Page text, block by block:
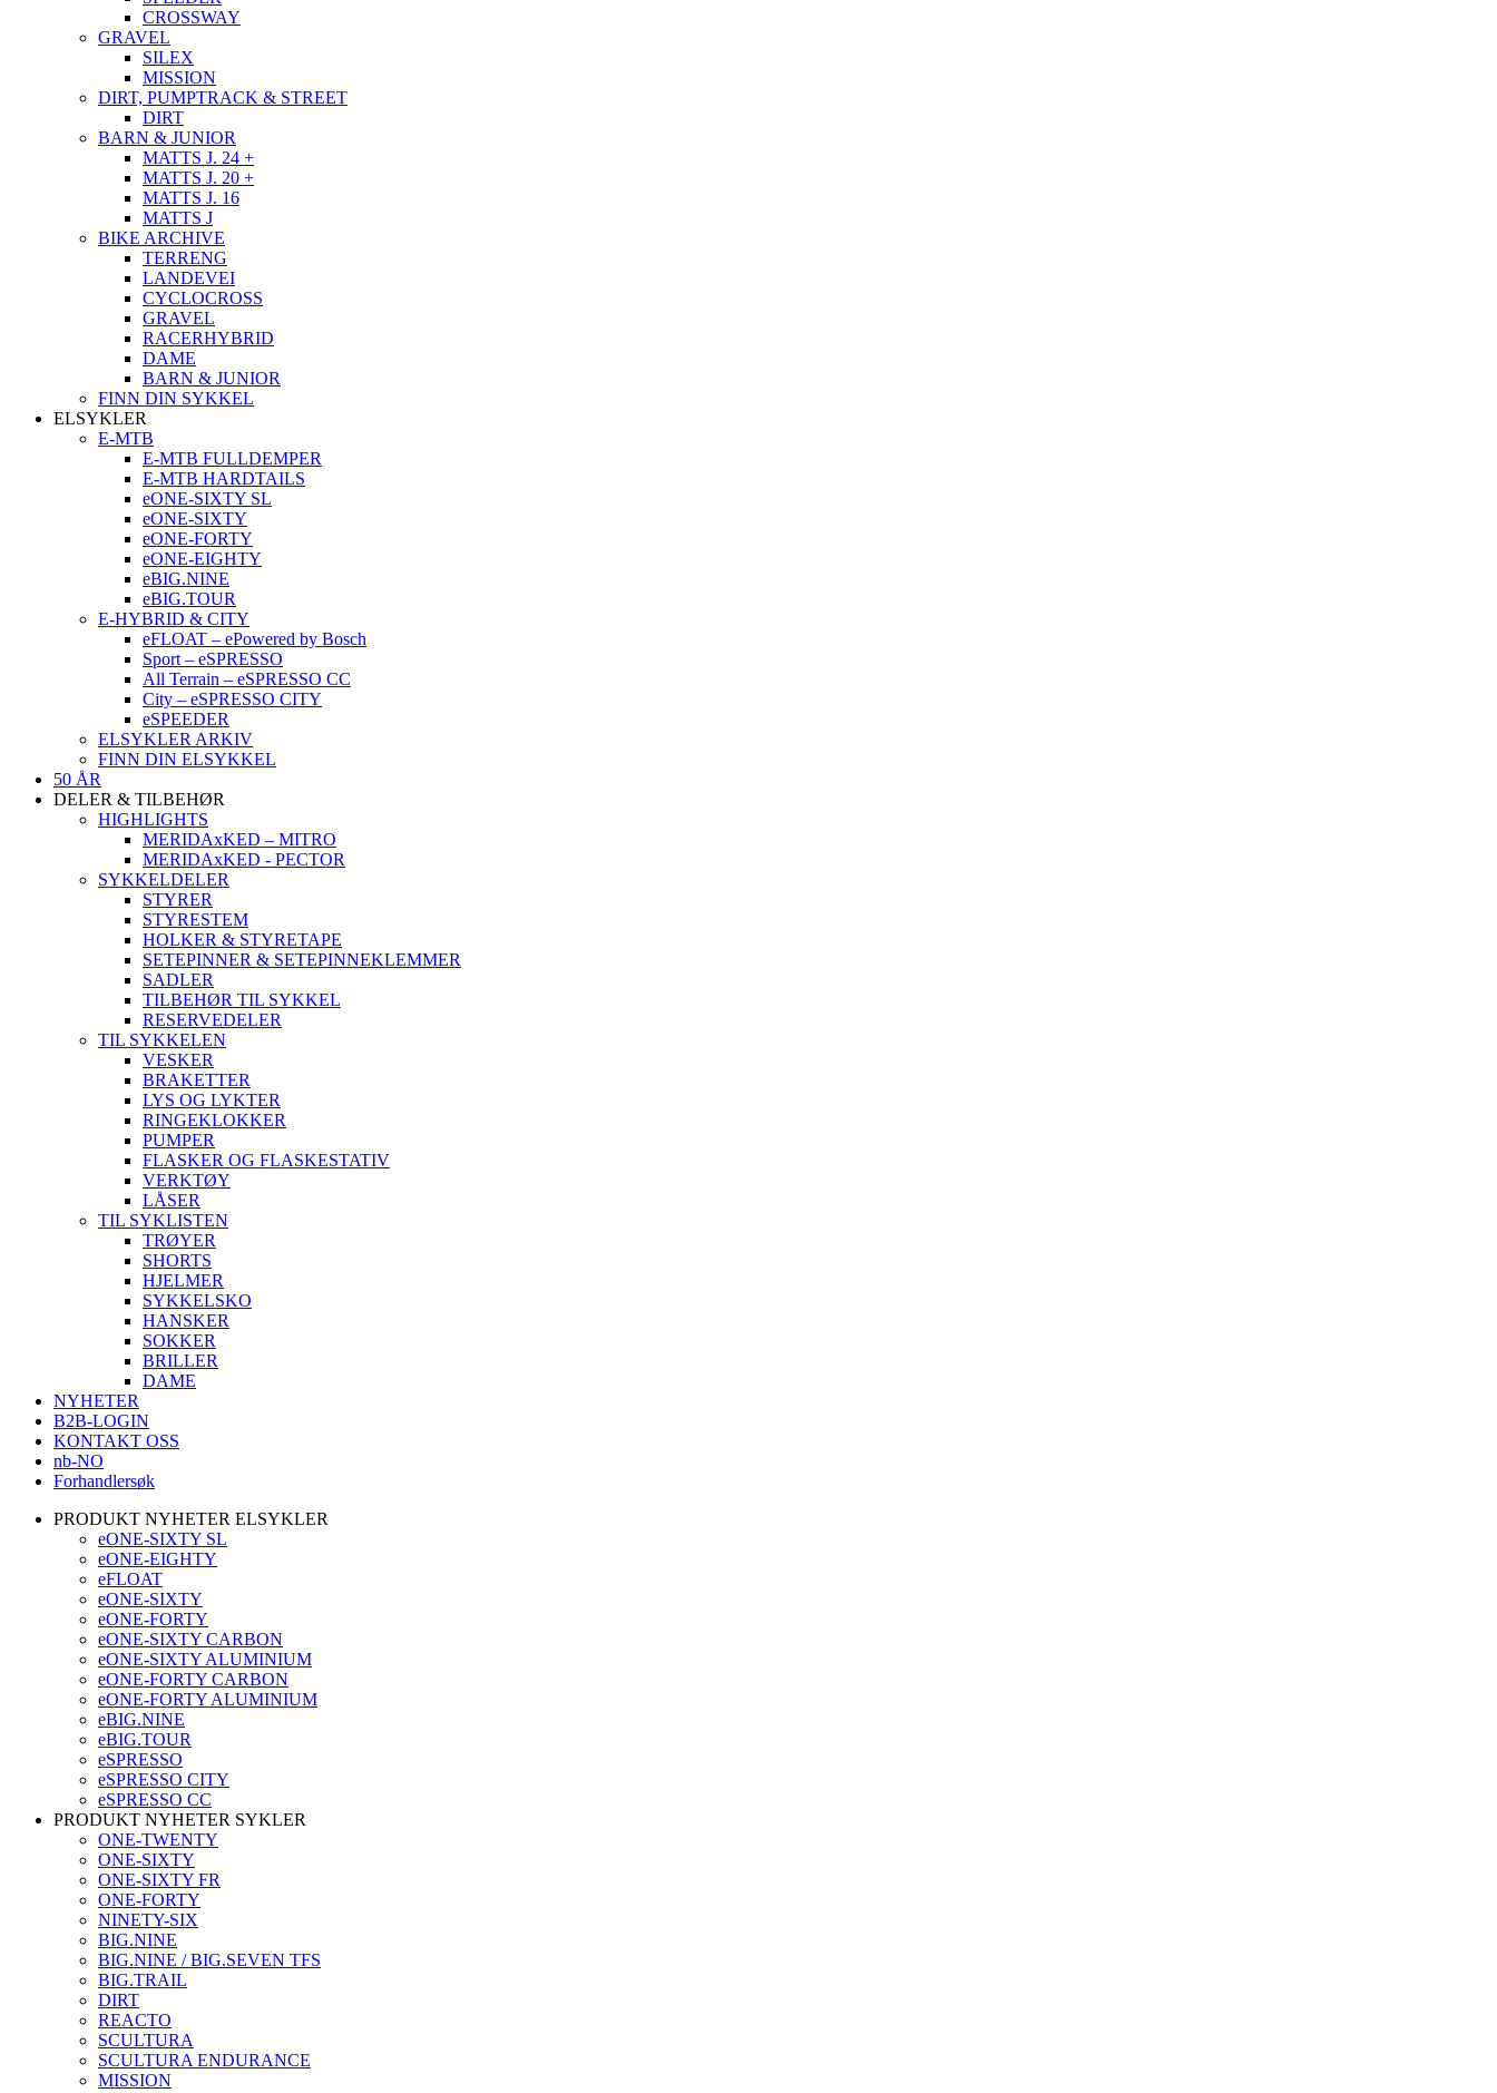
CROSSWAY
GRAVEL
SILEX
MISSION
DIRT, PUMPTRACK & STREET
DIRT
BARN & JUNIOR
MATTS J. 24 +
MATTS J. 20 +
MATTS J. 16
MATTS J
BIKE ARCHIVE
TERRENG
LANDEVEI
CYCLOCROSS
GRAVEL
RACERHYBRID
DAME
BARN & JUNIOR
FINN DIN SYKKEL
ELSYKLER
E-MTB
E-MTB FULLDEMPER
E-MTB HARDTAILS
eONE-SIXTY SL
eONE-SIXTY
eONE-FORTY
eONE-EIGHTY
eBIG.NINE
eBIG.TOUR
E-HYBRID & CITY
eFLOAT – ePowered by Bosch
Sport – eSPRESSO
All Terrain – eSPRESSO CC
City – eSPRESSO CITY
eSPEEDER
ELSYKLER ARKIV
FINN DIN ELSYKKEL
50 ÅR
DELER & TILBEHØR
HIGHLIGHTS
MERIDAxKED – MITRO
MERIDAxKED - PECTOR
SYKKELDELER
STYRER
STYRESTEM
HOLKER & STYRETAPE
SETEPINNER & SETEPINNEKLEMMER
SADLER
TILBEHØR TIL SYKKEL
RESERVEDELER
TIL SYKKELEN
VESKER
BRAKETTER
LYS OG LYKTER
RINGEKLOKKER
PUMPER
FLASKER OG FLASKESTATIV
VERKTØY
LÅSER
TIL SYKLISTEN
TRØYER
SHORTS
HJELMER
SYKKELSKO
HANSKER
SOKKER
BRILLER
DAME
NYHETER
B2B-LOGIN
KONTAKT OSS
nb-NO
Forhandlersøk
PRODUKT NYHETER ELSYKLER
eONE-SIXTY SL
eONE-EIGHTY
eFLOAT
eONE-SIXTY
eONE-FORTY
eONE-SIXTY CARBON
eONE-SIXTY ALUMINIUM
eONE-FORTY CARBON
eONE-FORTY ALUMINIUM
eBIG.NINE
eBIG.TOUR
eSPRESSO
eSPRESSO CITY
eSPRESSO CC
PRODUKT NYHETER SYKLER
ONE-TWENTY
ONE-SIXTY
ONE-SIXTY FR
ONE-FORTY
NINETY-SIX
BIG.NINE
BIG.NINE / BIG.SEVEN TFS
BIG.TRAIL
DIRT
REACTO
SCULTURA
SCULTURA ENDURANCE
MISSION